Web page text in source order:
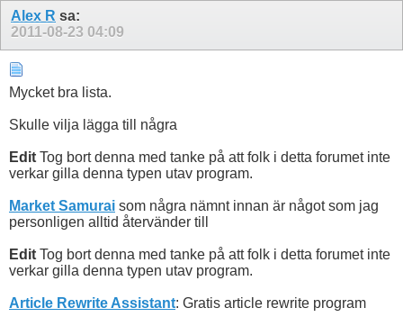
Alex R sa:
2011-08-23 04:09
Mycket bra lista.
Skulle vilja lägga till några
Edit Tog bort denna med tanke på att folk i detta forumet inte
verkar gilla denna typen utav program.
Market Samurai som några nämnt innan är något som jag
personligen alltid återvänder till
Edit Tog bort denna med tanke på att folk i detta forumet inte
verkar gilla denna typen utav program.
Article Rewrite Assistant: Gratis article rewrite program